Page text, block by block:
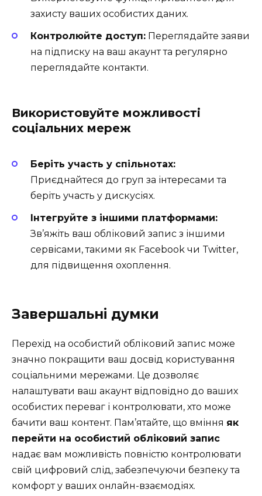
захисту ваших особистих даних.
Контролюйте доступ: Переглядайте заяви
на підписку на ваш акаунт та регулярно
переглядайте контакти.
Використовуйте можливості
соціальних мереж
Беріть участь у спільнотах:
Приєднайтеся до груп за інтересами та
беріть участь у дискусіях.
Інтегруйте з іншими платформами:
Зв’яжіть ваш обліковий запис з іншими
сервісами, такими як Facebook чи Twitter,
для підвищення охоплення.
Завершальні думки
Перехід на особистий обліковий запис може
значно покращити ваш досвід користування
соціальними мережами. Це дозволяє
налаштувати ваш акаунт відповідно до ваших
особистих переваг і контролювати, хто може
бачити ваш контент. Пам’ятайте, що вміння як
перейти на особистий обліковий запис
надає вам можливість повністю контролювати
свій цифровий слід, забезпечуючи безпеку та
комфорт у ваших онлайн-взаємодіях.